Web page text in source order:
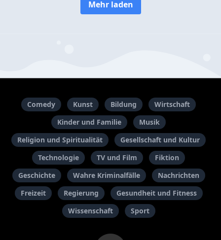
Mehr laden
Comedy Kunst Bildung
Wirtschaft
Kinder und Familie
Musik
Religion und Spiritualität
Gesellschaft und Kultur
Technologie
TV und Film
Fiktion
Geschichte
Wahre Kriminalfälle
Nachrichten
Freizeit
Regierung
Gesundheit und Fitness
Wissenschaft
Sport